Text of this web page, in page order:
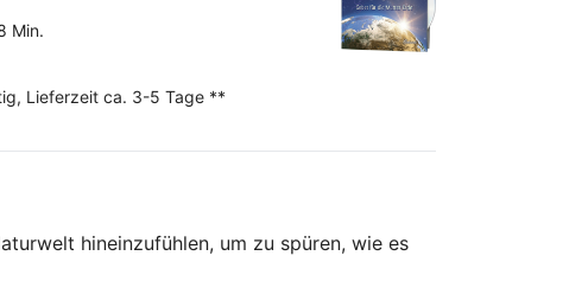
Min.
Lieferzeit ca. 3-5 Tage **
hineinzufühlen, um zu spüren, wie es